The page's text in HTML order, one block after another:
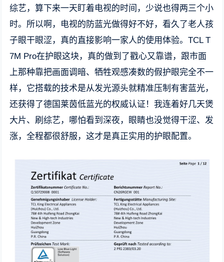
综艺，算下来一天盯着电视的时间，少说也得两三个小
时。所以啊，电视的防蓝光做得好不好，看久了老人孩
子眼干眼涩，真的直接影响一家人的使用体验。TCL T
7M Pro在护眼这块，真的做到了戳心又靠谱，跟市面
上那种靠把画面调暗、牺牲观感凑数的假护眼完全不一
样，它搭载的技术是从发光源头就精准压制有害蓝光，
还获得了德国莱茵低蓝光的权威认证！我连着好几天煲
大片、刷综艺，哪怕看到深夜，眼睛也没觉得干涩、发
涨，全程都很舒服，这才是真正实用的护眼配置。